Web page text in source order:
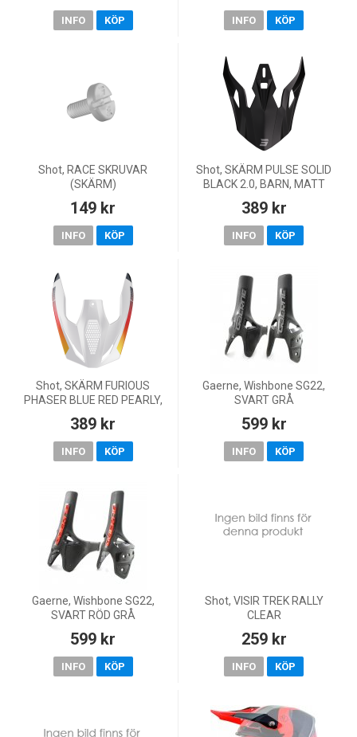
INFO KÖP INFO KÖP
Shot, RACE SKRUVAR
(SKÄRM)
149 kr
INFO KÖP
Shot, SKÄRM PULSE SOLID
BLACK 2.0, BARN, MATT
SVART
389 kr
INFO KÖP
Shot, SKÄRM FURIOUS
PHASER BLUE RED PEARLY,
389 kr
INFO KÖP
Gaerne, Wishbone SG22,
SVART GRÅ
599 kr
INFO KÖP
Gaerne, Wishbone SG22,
SVART RÖD GRÅ
599 kr
INFO KÖP
Shot, VISIR TREK RALLY
CLEAR
259 kr
INFO KÖP